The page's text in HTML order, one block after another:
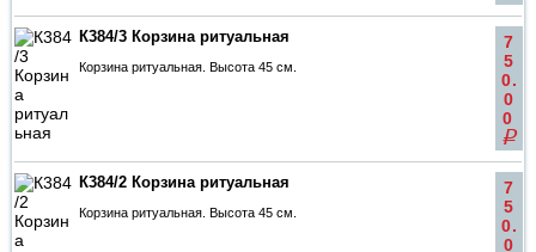
К384/3 Корзина ритуальная
Корзина ритуальная. Высота 45 см.
7
5
0.
0
0
q
К384/2 Корзина ритуальная
Корзина ритуальная. Высота 45 см.
7
5
0.
0